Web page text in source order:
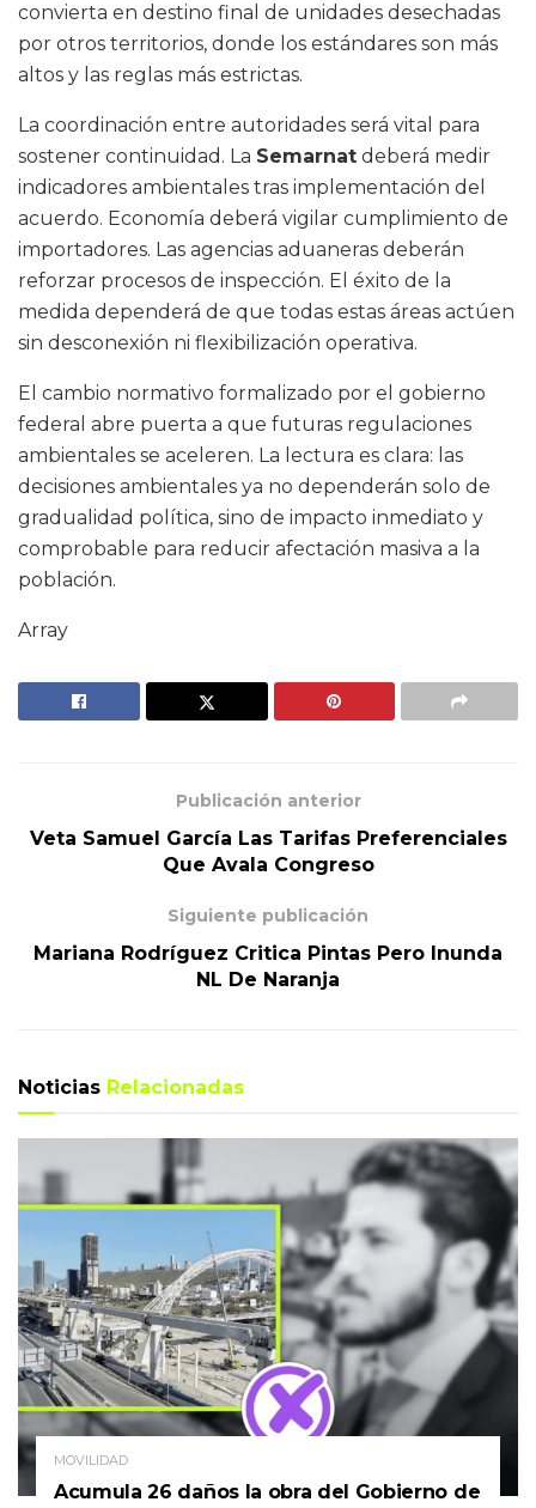
convierta en destino final de unidades desechadas
por otros territorios, donde los estándares son más
altos y las reglas más estrictas.
La coordinación entre autoridades será vital para
sostener continuidad. La Semarnat deberá medir
indicadores ambientales tras implementación del
acuerdo. Economía deberá vigilar cumplimiento de
importadores. Las agencias aduaneras deberán
reforzar procesos de inspección. El éxito de la
medida dependerá de que todas estas áreas actúen
sin desconexión ni flexibilización operativa.
El cambio normativo formalizado por el gobierno
federal abre puerta a que futuras regulaciones
ambientales se aceleren. La lectura es clara: las
decisiones ambientales ya no dependerán solo de
gradualidad política, sino de impacto inmediato y
comprobable para reducir afectación masiva a la
población.
Array
Publicación anterior
Veta Samuel García Las Tarifas Preferenciales
Que Avala Congreso
Siguiente publicación
Mariana Rodríguez Critica Pintas Pero Inunda
NL De Naranja
Noticias Relacionadas
MOVILIDAD
Acumula 26 daños la obra del Gobierno de